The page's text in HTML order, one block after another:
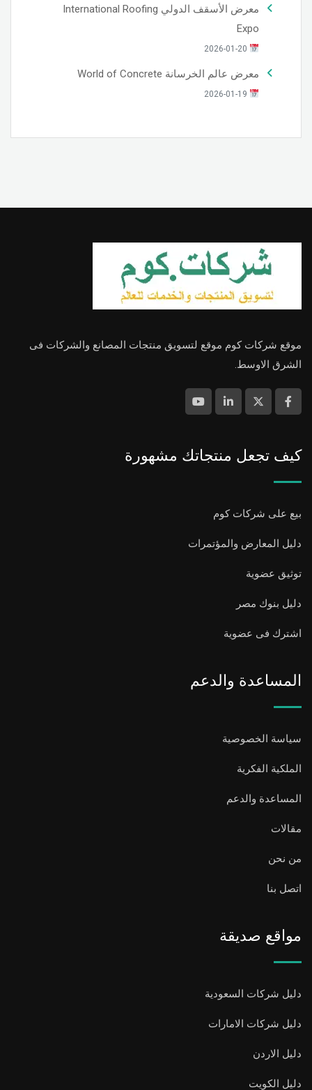
معرض الأسقف الدولي International Roofing
Expo
معرض عالم الخرسانة World of Concrete
موقع شركات كوم موقع لتسويق منتجات المصانع والشركات فى
الشرق الاوسط.
كيف تجعل منتجاتك مشهورة
بيع على شركات كوم
دليل المعارض والمؤتمرات
توثيق عضوية
دليل بنوك مصر
اشترك فى عضوية
المساعدة والدعم
سياسة الخصوصية
الملكية الفكرية
المساعدة والدعم
مقالات
من نحن
اتصل بنا
مواقع صديقة
دليل شركات السعودية
دليل شركات الامارات
دليل الاردن
دليل الكويت